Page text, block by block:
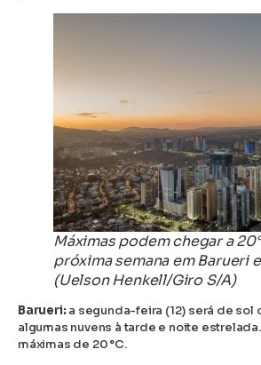
Máximas podem chegar a
próxima semana em Barueri
(Uelson Henkell/Giro S/A)
Barueri: a segunda-feira (12) será de sol
algumas nuvens à tarde e noite estrelada.
máximas de 20 °C.